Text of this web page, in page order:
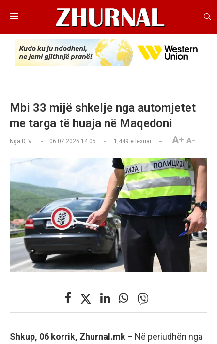
Mbi 33 mijë shkelje nga automjetet
me targa të huaja në Maqedoni
Nga D. V. 06.07.2026 14:05 1,449 e lexuar A+ A-
Shkup, 06 korrik, Zhurnal.mk – Në periudhën nga